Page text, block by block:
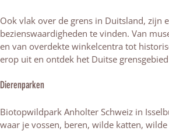
Ook vlak over de grens in Duitsland, zijn
bezienswaardigheden te vinden. Van
en van overdekte winkelcentra tot
erop uit en ontdek het Duitse
Dierenparken
Biotopwildpark Anholter Schweiz in
waar je vossen, beren, wilde katten,